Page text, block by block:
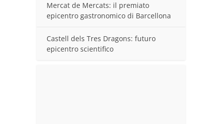
Mercat de Mercats: il premiato
epicentro gastronomico di Barcellona
Castell dels Tres Dragons: futuro
epicentro scientifico